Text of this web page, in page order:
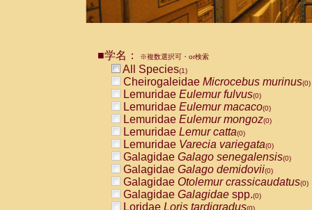
■学名： ※複数選択可・or検索
All Species(1)
Cheirogaleidae Microcebus murinus(0)
Lemuridae Eulemur fulvus(0)
Lemuridae Eulemur macaco(0)
Lemuridae Eulemur mongoz(0)
Lemuridae Lemur catta(0)
Lemuridae Varecia variegata(0)
Galagidae Galago senegalensis(0)
Galagidae Galago demidovii(0)
Galagidae Otolemur crassicaudatus(0)
Galagidae Galagidae spp.(0)
Loridae Loris tardigradus(0)